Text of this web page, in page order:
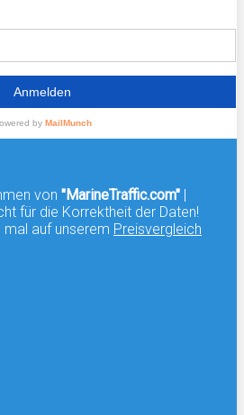
von "MarineTraffic.com" |
für die Korrektheit der Daten!
mal auf unserem Preisvergleich